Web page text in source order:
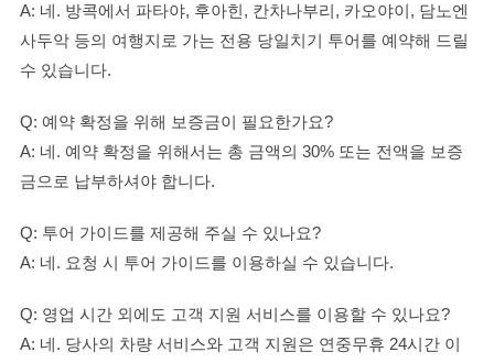
A: 네. 방콕에서 파타야, 후아힌, 칸차나부리, 카오야이, 담노엔
사두악 등의 여행지로 가는 전용 당일치기 투어를 예약해 드릴
수 있습니다.
Q: 예약 확정을 위해 보증금이 필요한가요?
A: 네. 예약 확정을 위해서는 총 금액의 30% 또는 전액을 보증
금으로 납부하셔야 합니다.
Q: 투어 가이드를 제공해 주실 수 있나요?
A: 네. 요청 시 투어 가이드를 이용하실 수 있습니다.
Q: 영업 시간 외에도 고객 지원 서비스를 이용할 수 있나요?
A: 네. 당사의 차량 서비스와 고객 지원은 연중무휴 24시간 이